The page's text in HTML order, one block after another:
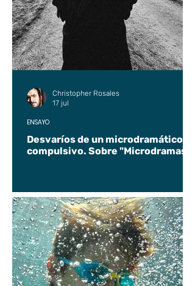
Desvaríos de un microdramático
compulsivo. Sobre "Microdramas".
ENSAYO
Christopher Rosales
17 jul